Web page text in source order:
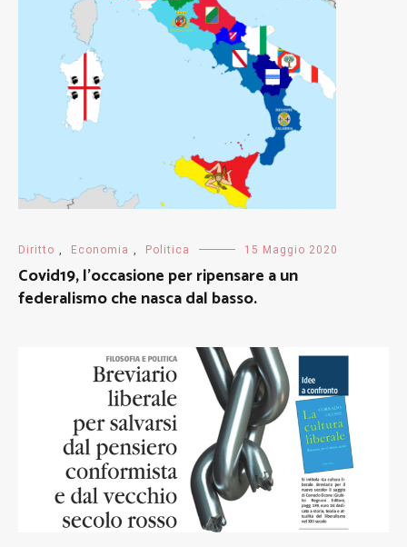
Diritto Economia Politica 15 Maggio 2020
Covid19, l’occasione per ripensare a un
federalismo che nasca dal basso.